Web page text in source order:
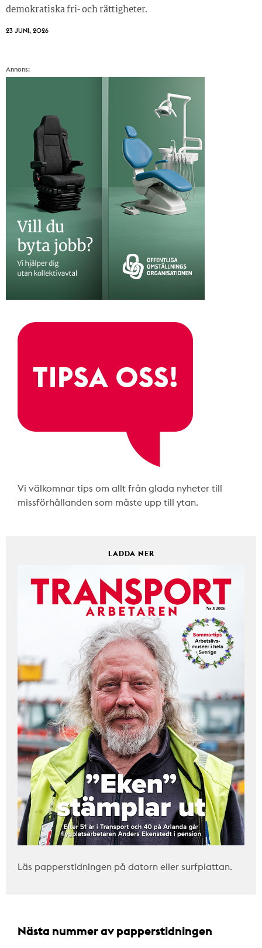
demokratiska fri- och rättigheter.
23 JUNI, 2026
Annons:
Vi välkomnar tips om allt från glada nyheter till
missförhållanden som måste upp till ytan.
LADDA NER
Läs papperstidningen på datorn eller surfplattan.
Nästa nummer av papperstidningen